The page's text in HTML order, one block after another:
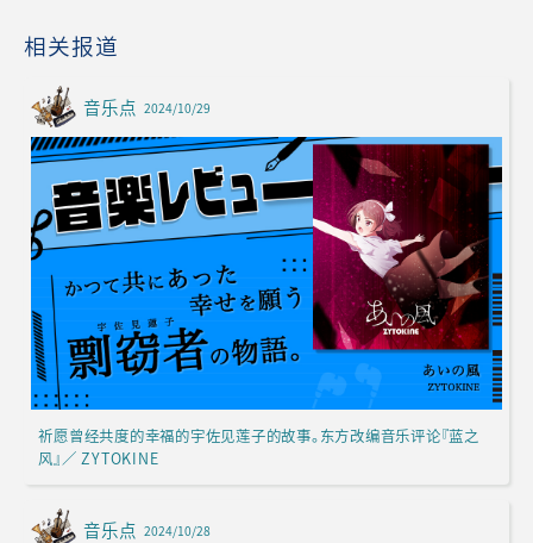
相关报道
音乐点 2024/10/29
祈愿曾经共度的幸福的宇佐见莲子的故事。东方改编音乐评论『蓝之
风』／ ZYTOKINE
音乐点 2024/10/28